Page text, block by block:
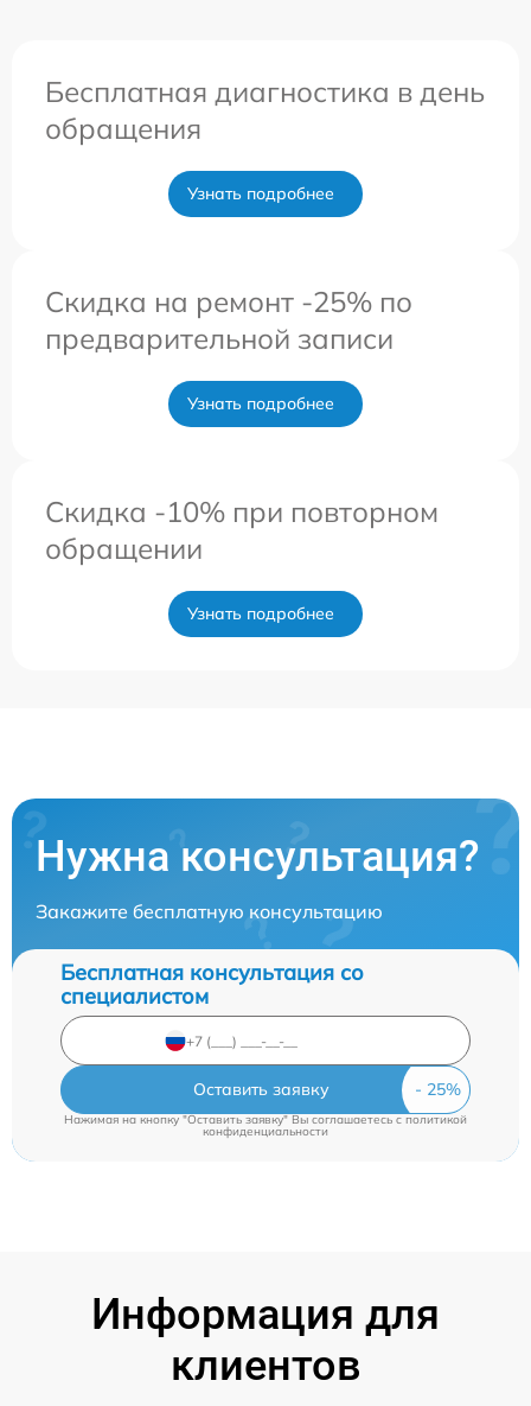
Бесплатная диагностика в день
обращения
Узнать подробнее
Скидка на ремонт -25% по
предварительной записи
Узнать подробнее
Скидка -10% при повторном
обращении
Узнать подробнее
Нужна консультация?
Закажите бесплатную консультацию
Бесплатная консультация со
специалистом
Оставить заявку
Нажимая на кнопку "Оставить заявку" Вы соглашаетесь cполитикой
конфиденциальности
Информация для
клиентов